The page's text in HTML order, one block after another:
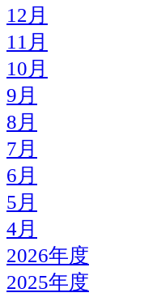
12月
11月
10月
9月
8月
7月
6月
5月
4月
2026年度
2025年度